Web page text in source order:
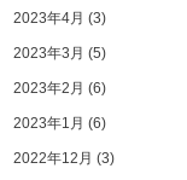
2023年4月 (3)
2023年3月 (5)
2023年2月 (6)
2023年1月 (6)
2022年12月 (3)